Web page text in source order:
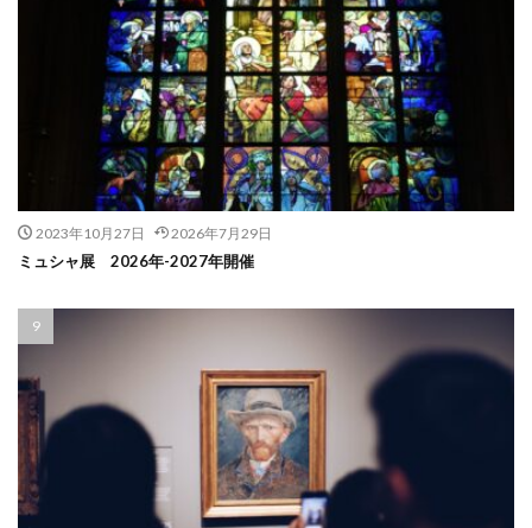
2023年10月27日 2026年7月29日
ミュシャ展 2026年-2027年開催